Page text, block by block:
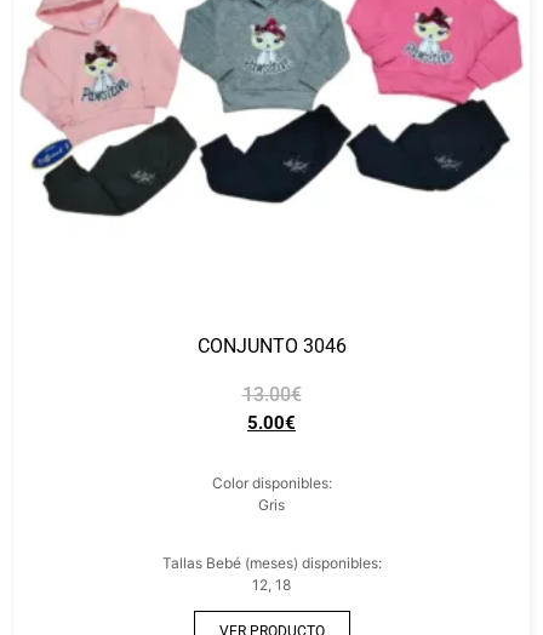
CONJUNTO 3046
13.00€
5.00€
Color disponibles:
Gris
Tallas Bebé (meses) disponibles:
12, 18
VER PRODUCTO